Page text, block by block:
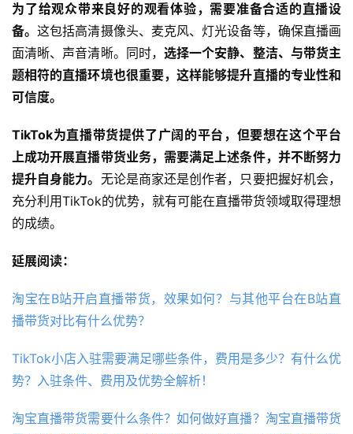
为了给观众带来良好的观看体验，需要准备合适的直播设
备。这包括高清摄像头、麦克风、灯光设备等，确保直播画
面清晰、声音清晰。同时， 选择一个安静、整洁、与带货主
题相符的直播环境也很重要，这样能够提升直播的专业性和
可信度。
TikTok为直播带货提供了广阔的平台，但要想在这个平台
上成功开展直播带货业务，需要满足上述条件，并不断努力
提升自身能力。 无论是商家还是创作者，只要把握好机会，
充分利用TikTok的优势，就有可能在直播带货领域取得理想
的成绩。
延展阅读：
淘宝在B站开启直播带货，效果如何？与其他平台在B站直
播带货对比有什么优势？
TikTok小店入驻需要满足哪些条件，费用是多少？有什么优
势？入驻条件、费用及优势全解析！
淘宝直播带货需要什么条件？如何做好直播？淘宝直播带货